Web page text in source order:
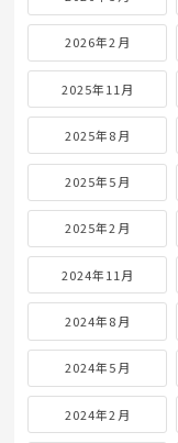
2026年2月
2025年11月
2025年8月
2025年5月
2025年2月
2024年11月
2024年8月
2024年5月
2024年2月